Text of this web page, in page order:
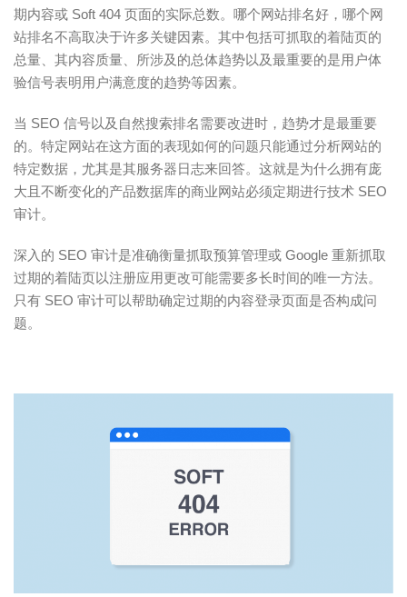
期内容或 Soft 404 页面的实际总数。 哪个网站排名好，哪个网
站排名不高取决于许多关键因素。 其中包括可抓取的着陆页的
总量、其内容质量、所涉及的总体趋势以及最重要的是用户体
验信号表明用户满意度的趋势等因素。
当 SEO 信号以及自然搜索排名需要改进时，趋势才是最重要
的。特定网站在这方面的表现如何的问题只能通过分析网站的
特定数据，尤其是其服务器日志来回答。这就是为什么拥有庞
大且不断变化的产品数据库的商业网站必须定期进行技术 SEO
审计。
深入的 SEO 审计是准确衡量抓取预算管理或 Google 重新抓取
过期的着陆页以注册应用更改可能需要多长时间的唯一方法。
只有 SEO 审计可以帮助确定过期的内容登录页面是否构成问
题。